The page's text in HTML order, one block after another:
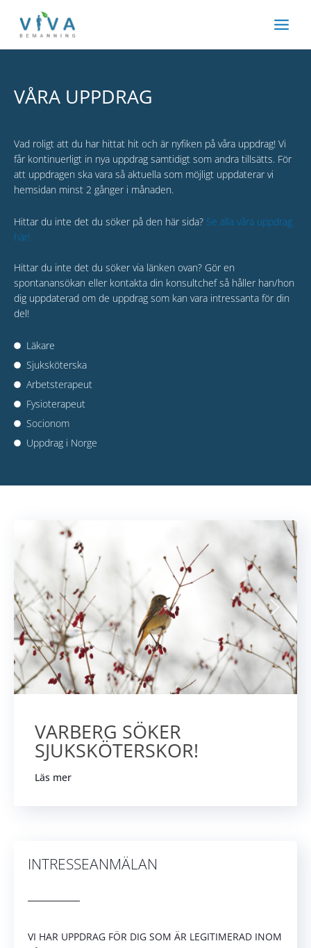
innehåll
VÅRA UPPDRAG
Vad roligt att du har hittat hit och är nyfiken på våra uppdrag! Vi
får kontinuerligt in nya uppdrag samtidigt som andra tillsätts. För
att uppdragen ska vara så aktuella som möjligt uppdaterar vi
hemsidan minst 2 gånger i månaden.
Hittar du inte det du söker på den här sida? Se alla våra uppdrag
här!
Hittar du inte det du söker via länken ovan? Gör en
spontanansökan eller kontakta din konsultchef så håller han/hon
dig uppdaterad om de uppdrag som kan vara intressanta för din
del!
Läkare
Sjuksköterska
Arbetsterapeut
Fysioterapeut
Socionom
Uppdrag i Norge
VARBERG SÖKER
SJUKSKÖTERSKOR!
Läs mer
INTRESSEANMÄLAN
VI HAR UPPDRAG FÖR DIG SOM ÄR LEGITIMERAD INOM